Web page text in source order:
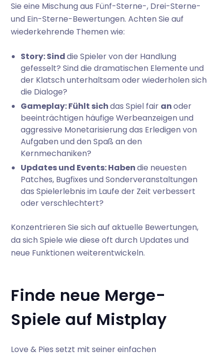
Sie eine Mischung aus Fünf-Sterne-, Drei-Sterne-
und Ein-Sterne-Bewertungen. Achten Sie auf
wiederkehrende Themen wie:
Story: Sinddie Spieler von der Handlung
gefesselt? Sind die dramatischen Elemente und
der Klatsch unterhaltsam oder wiederholen sich
die Dialoge?
Gameplay: Fühlt sichdas Spiel fair anoder
beeinträchtigen häufige Werbeanzeigen und
aggressive Monetarisierung das Erledigen von
Aufgaben und den Spaß an den
Kernmechaniken?
Updates und Events: Habendie neuesten
Patches, Bugfixes und Sonderveranstaltungen
das Spielerlebnis im Laufe der Zeit verbessert
oder verschlechtert?
Konzentrieren Sie sich auf aktuelle Bewertungen,
da sich Spiele wie diese oft durch Updates und
neue Funktionen weiterentwickeln.
Finde neue Merge-
Spiele auf Mistplay
Love & Pies setzt mit seiner einfachen